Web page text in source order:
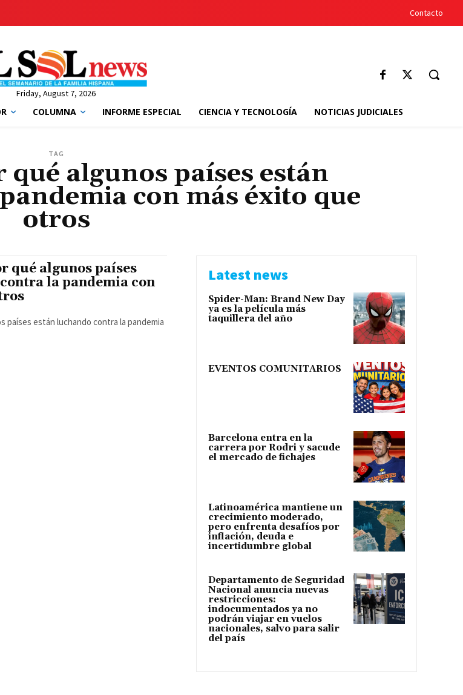
Contacto
Friday, August 7, 2026
COLUMNA INFORME ESPECIAL CIENCIA Y TECNOLOGÍA NOTICIAS JUDICIALES
TAG
algunos países están
con más éxito que
otros
qué algunos países
la pandemia con
países están luchando contra la pandemia
Latest news
Spider-Man: Brand New Day
ya es la película más
taquillera del año
EVENTOS COMUNITARIOS
Barcelona entra en la
carrera por Rodri y sacude
el mercado de fichajes
Latinoamérica mantiene un
crecimiento moderado,
pero enfrenta desafíos por
inflación, deuda e
incertidumbre global
Departamento de Seguridad
Nacional anuncia nuevas
restricciones:
indocumentados ya no
podrán viajar en vuelos
nacionales, salvo para salir
del país